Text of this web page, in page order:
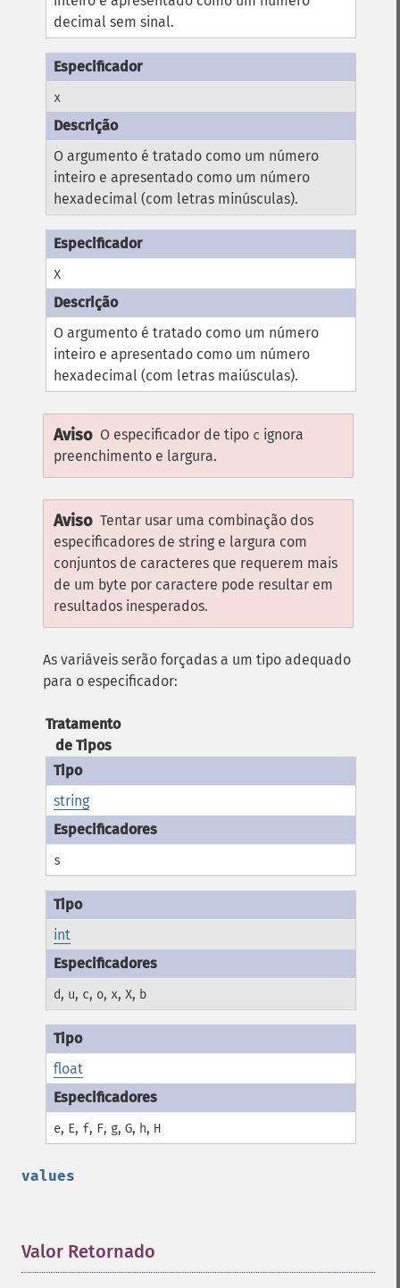
decimal sem sinal.
x
O argumento é tratado como um número
inteiro e apresentado como um número
hexadecimal (com letras minúsculas).
X
O argumento é tratado como um número
inteiro e apresentado como um número
hexadecimal (com letras maiúsculas).
Aviso O especificador de tipo c ignora
preenchimento e largura.
Aviso Tentar usar uma combinação dos
especificadores de string e largura com
conjuntos de caracteres que requerem mais
de um byte por caractere pode resultar em
resultados inesperados.
As variáveis serão forçadas a um tipo adequado
para o especificador:
Tratamento
de Tipos
string
s
int
d, u, c, o, x,X, b
float
e, E, f, F, g,G, h, H
values
Valor Retornado